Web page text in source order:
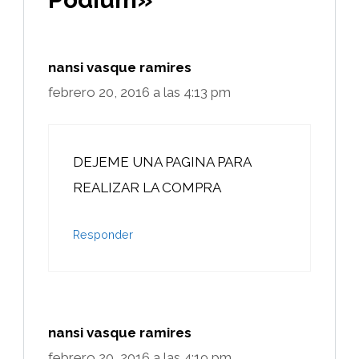
nansi vasque ramires
febrero 20, 2016 a las 4:13 pm
DEJEME UNA PAGINA PARA
REALIZAR LA COMPRA
Responder
nansi vasque ramires